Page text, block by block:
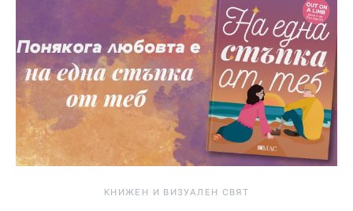
КНИЖЕН И ВИЗУАЛЕН СВЯТ